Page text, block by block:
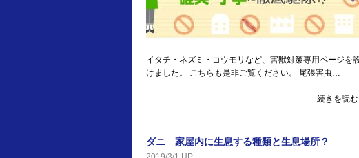
イタチ・ネズミ・コウモリなど、害獣対策専用ページを
けました。 こちらも是非ご覧ください。 尾張害虫…
続きを読
ダニ 家屋内に生息する種類と生息場所？